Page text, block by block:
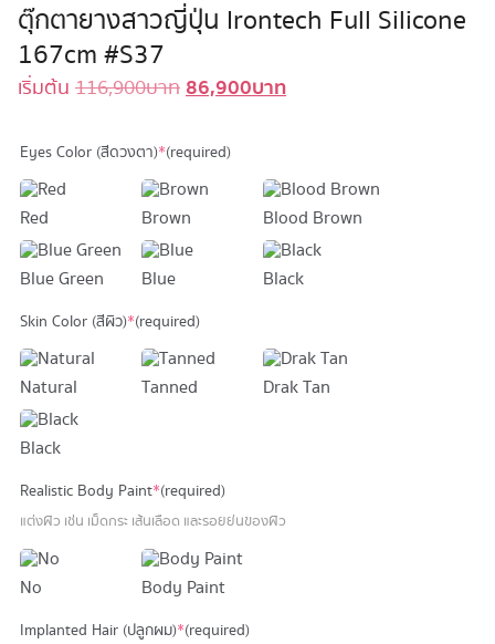
ตุ๊กตายางสาวญี่ปุ่น Irontech Full Silicone
167cm #S37
เริ่มต้น 116,900บาท Original
was:
116,900 บาท.
86,900บาทCurrent
86,900 บาท.
Eyes Color (สีดวงตา)*(required)
Red Brown Blood Brown
Blue Green Blue Black
Skin Color (สีผิว)*(required)
Natural Tanned Drak Tan
Black
Realistic Body Paint*(required)
แต่งผิว เช่น เม็ดกระ เส้นเลือด และรอยย่นของผิว
No Body Paint
Implanted Hair (ปลูกผม)*(required)